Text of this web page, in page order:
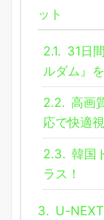
ット
2.1. 31日
ルダム』
2.2. 高画
応で快適
2.3. 韓国
ラス！
3. U-